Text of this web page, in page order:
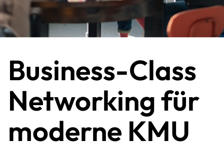
Business-Class
Networking für
moderne KMU​